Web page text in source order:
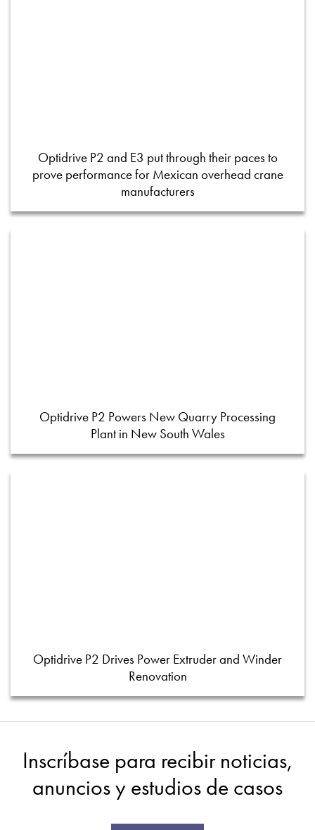
Optidrive P2 and E3 put through their paces to
prove performance for Mexican overhead crane
manufacturers
Optidrive P2 Powers New Quarry Processing
Plant in New South Wales
Optidrive P2 Drives Power Extruder and Winder
Renovation
Inscríbase para recibir noticias,
anuncios y estudios de casos